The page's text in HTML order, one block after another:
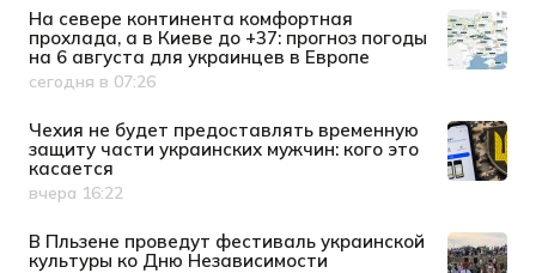
На севере континента комфортная
прохлада, а в Киеве до +37: прогноз погоды
на 6 августа для украинцев в Европе
Дата публикации
сегодня в 07:26
Чехия не будет предоставлять временную
защиту части украинских мужчин: кого это
касается
Дата публикации
вчера 16:22
В Пльзене проведут фестиваль украинской
культуры ко Дню Независимости